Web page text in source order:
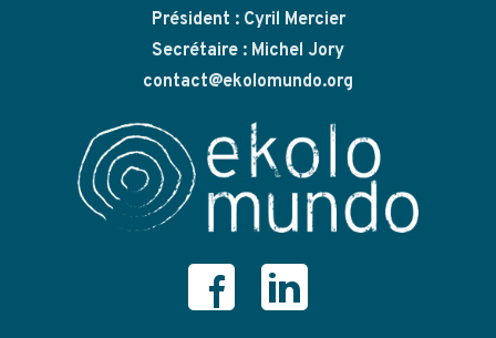
Président : Cyril Mercier
Secrétaire : Michel Jory
contact@ekolomundo.org